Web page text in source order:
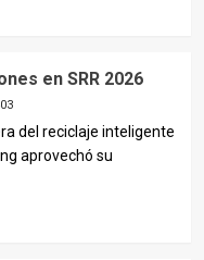
en SRR 2026
del reciclaje inteligente
aprovechó su